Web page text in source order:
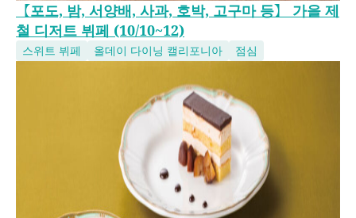
【포도, 밤, 서양배, 사과, 호박, 고구마 등】 가을 제
철 디저트 뷔페 (10/10~12)
스위트 뷔페 올데이 다이닝 캘리포니아 점심